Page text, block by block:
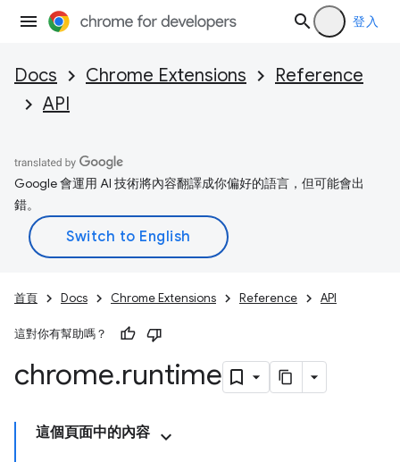
登入
Docs Chrome Extensions
Reference
API
Google 會運用 AI 技術將內容翻譯成你偏好的語言，但可能會出
錯。
首頁 Docs Chrome Extensions Reference API
這對你有幫助嗎？
chrome.runtime
這個頁面中的內容